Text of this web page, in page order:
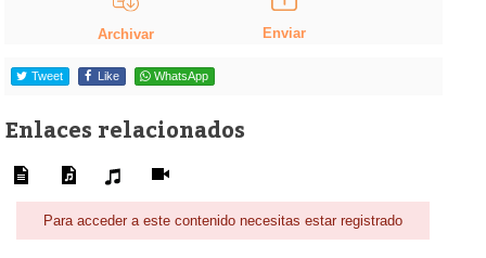
Archivar Enviar
Tweet Like WhatsApp
Enlaces relacionados
Para acceder a este contenido necesitas estar registrado